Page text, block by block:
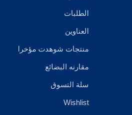
الطلبات
العناوين
منتجات شوهدت مؤخرا
مقارنه البضائع
سلة التسوق
Wishlist